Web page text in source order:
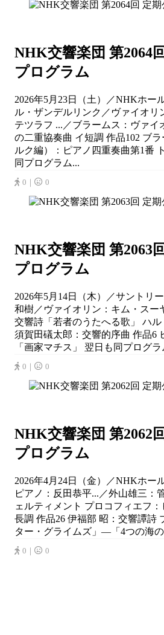
NHK交響楽団 第2064
プログラム
2026年5月23日（土）／NHKホー
ル・ザンデルリンク／ヴァイオリ
テツラフ ...／ブラームス：ヴァイ
の二重協奏曲 イ短調 作品102 ブ
ルク編）：ピアノ四重奏曲第1番
同プログラム...
0｜ 0
NHK交響楽団 第2063
プログラム
2026年5月14日（木）／サントリ
和樹／ヴァイオリン：キム・スー
交響詩「若者のうたへる歌」 ハ
須賀田礒太郎：交響的序曲 作品6
「画家マチス」 翌日も同プログラ
0｜ 0
NHK交響楽団 第2062
プログラム
2026年4月24日（金）／NHKホー
ピアノ：反田恭平...／外山雄三：
ェルティメント プロコフィエフ
長調 作品26 伊福部 昭：交響譚詩
ター・グライムズ」―「4つの海
0｜ 0